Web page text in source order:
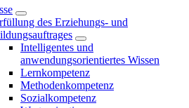
des Erziehungs- und
Intelligentes und
anwendungsorientiertes Wissen
Lernkompetenz
Methodenkompetenz
Sozialkompetenz